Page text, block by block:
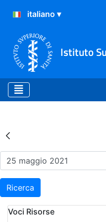
Istituto
Risultati
Ricerca
Voci Risorse